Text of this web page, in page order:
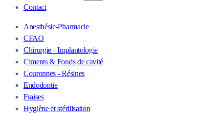
Contact
Anesthésie-Pharmacie
CFAO
Chirurgie - Implantologie
Ciments & Fonds de cavité
Couronnes - Résines
Endodontie
Fraises
Hygiène et stérilisation